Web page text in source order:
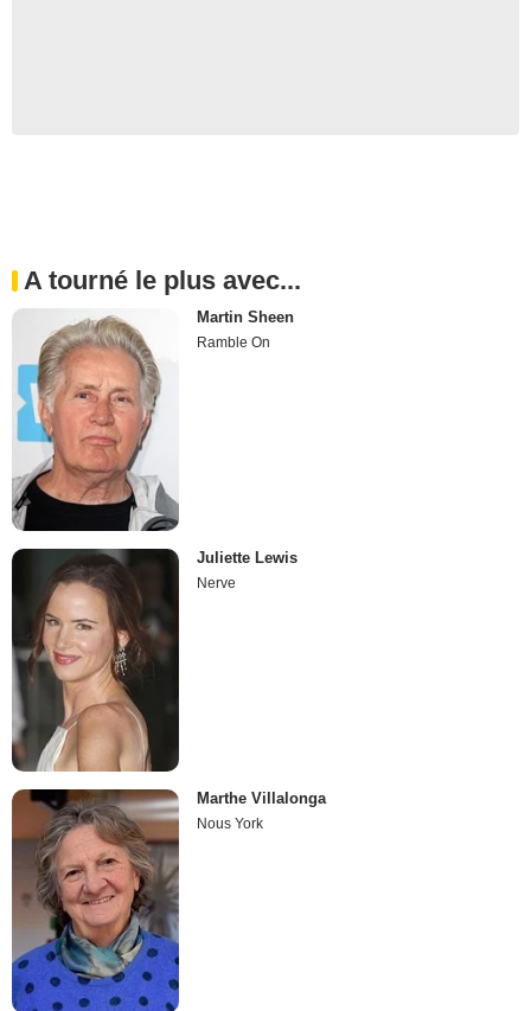
A tourné le plus avec...
Martin Sheen
Ramble On
Juliette Lewis
Nerve
Marthe Villalonga
Nous York